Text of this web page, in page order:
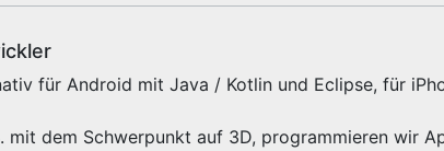
für Android mit Java / Kotlin und Eclipse, für
mit dem Schwerpunkt auf 3D, programmieren wir